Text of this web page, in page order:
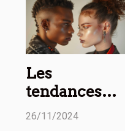
Les
tendances
actuelles des
26/11/2024